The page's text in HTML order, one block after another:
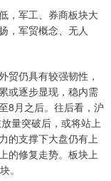
，军工、券商板块大
，军贸概念、无人
贸仍具有较强韧性，
或逐步显现，稳内需
8月之后。往后看，沪
量突破后，或将站上
的支撑下大盘仍有上
的修复走势。板块上
。